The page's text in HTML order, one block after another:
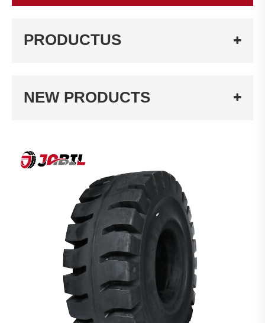
PRODUCTUS
NEW PRODUCTS